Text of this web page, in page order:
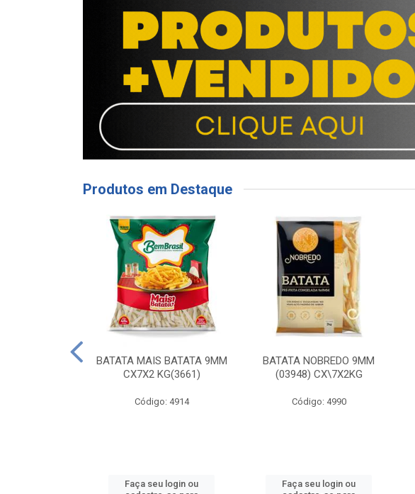
Produtos em Destaque
BATATA MAIS BATATA 9MM
CX7X2 KG(3661)
Código: 4914
Faça seu login ou
BATATA NOBREDO 9MM
(03948) CX\7X2KG
Código: 4990
Faça seu login ou